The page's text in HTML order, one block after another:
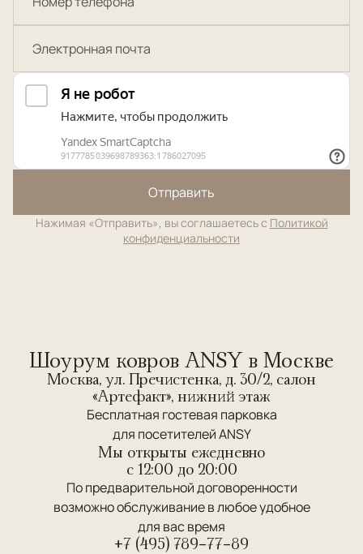
Отправить
Нажимая «Отправить», вы соглашаетесь с Политикой
конфиденциальности
Шоурум ковров ANSY в Москве
Москва, ул. Пречистенка, д. 30/2, салон
«Артефакт», нижний этаж
Бесплатная гостевая парковка
для посетителей ANSY
Мы открыты ежедневно
c 12:00 до 20:00
По предварительной договоренности
возможно обслуживание в любое удобное
для вас время
+7 (495) 789-77-89